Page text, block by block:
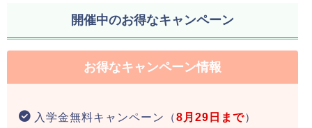
開催中のお得なキャンペーン
お得なキャンペーン情報
入学金無料キャンペーン（8月29日まで）